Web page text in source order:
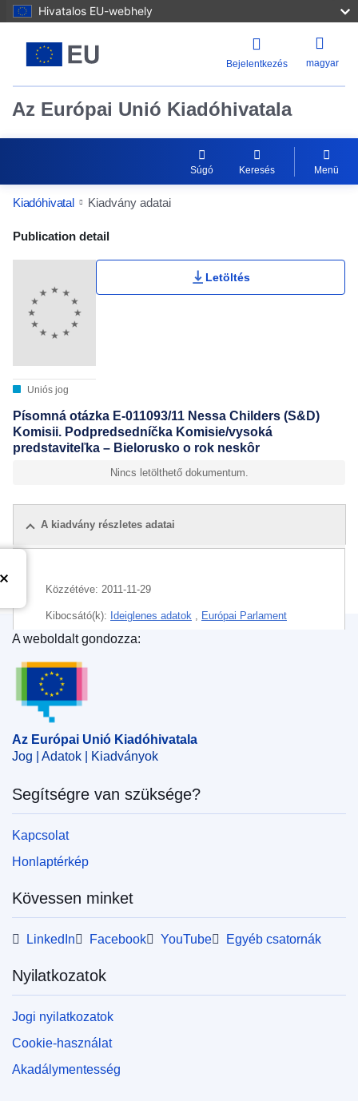
Hivatalos EU-webhely
Bejelentkezés magyar
Az Európai Unió Kiadóhivatala
Súgó Keresés Menü
Kiadóhivatal Kiadvány adatai
Publication Detail Actions Portlet
Publication detail
Uniós jog
Letöltés
Písomná otázka E-011093/11 Nessa Childers (S&D)
Komisii. Podpredsedníčka Komisie/vysoká
predstaviteľka – Bielorusko o rok neskôr
Nincs letölthető dokumentum.
A kiadvány részletes adatai
Közzétéve: 2011-11-29
Kibocsátó(k): Ideiglenes adatok Európai Parlament
elnökválasztás
nemzetközi szankciók
CELEX : 92011E011093
Az Európai Unió Kiadóhivatala
A weboldalt gondozza:
Az Európai Unió Kiadóhivatala
Jog | Adatok | Kiadványok
Segítségre van szüksége?
Kapcsolat
Honlaptérkép
Kövessen minket
LinkedIn Facebook YouTube Egyéb csatornák
Nyilatkozatok
Jogi nyilatkozatok
Cookie-használat
Akadálymentesség